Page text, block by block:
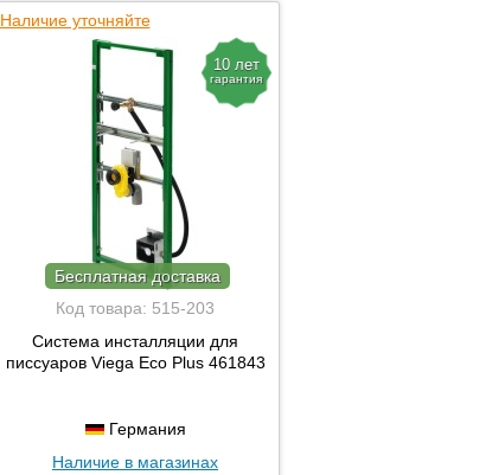
Наличие уточняйте
10 лет
гарантия
Бесплатная доставка
Код товара: 515-203
Система инсталляции для
писсуаров Viega Eco Plus 461843
Германия
Наличие в магазинах